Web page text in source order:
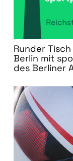
Runder
Berlin mit
des Berliner